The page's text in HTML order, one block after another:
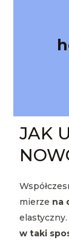
JAK
mierze na
elastyczny.
w taki